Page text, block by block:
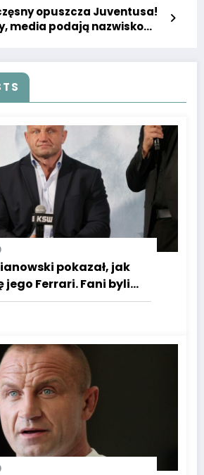
opuszcza Juventusa!
media podają nazwisko
pokazał, jak
jego Ferrari. Fani byli
Express